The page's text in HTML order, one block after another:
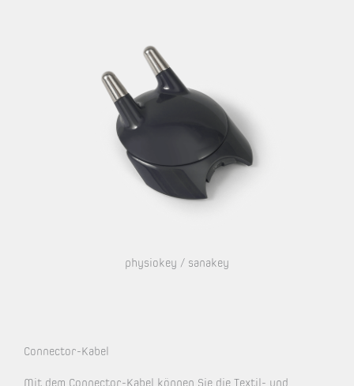
physiokey / sanakey
Connector-Kabel
Mit dem Connector-Kabel können Sie die Textil- und